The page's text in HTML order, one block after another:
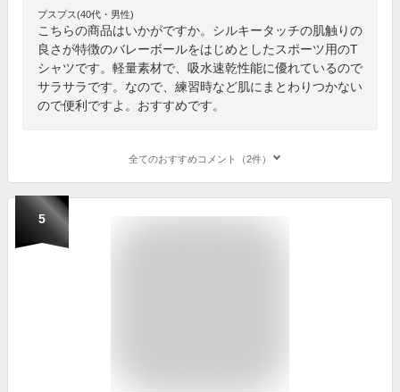
プスプス(40代・男性)
こちらの商品はいかがですか。シルキータッチの肌触りの
良さが特徴のバレーボールをはじめとしたスポーツ用のT
シャツです。軽量素材で、吸水速乾性能に優れているので
サラサラです。なので、練習時など肌にまとわりつかない
ので便利ですよ。おすすめです。
全てのおすすめコメント（2件）
5